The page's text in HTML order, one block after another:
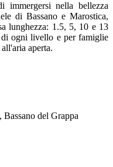
immergersi nella bellezza
di Bassano e Marostica,
lunghezza: 1.5, 5, 10 e 13
ogni livello e per famiglie
aperta.
del Grappa